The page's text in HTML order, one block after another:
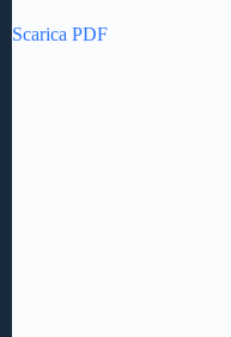
Scarica PDF